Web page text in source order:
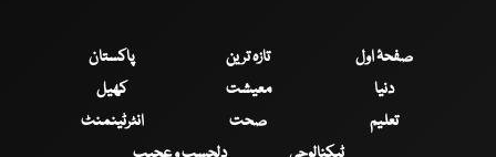
صفحۂ اول تازہ ترین
پاکستان
دنیا
معیشت
کھیل
تعلیم
صحت
انٹرٹینمنٹ